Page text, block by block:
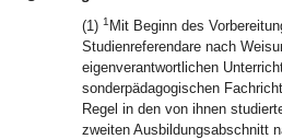
(1) 1 Mit Beginn des
Studienreferendare nach
eigenverantwortlichen
sonderpädagogischen
Regel in den von ihnen
zweiten Ausbildungsabschnitt